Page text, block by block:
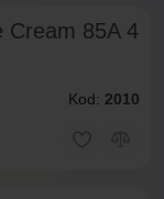
Cream 85A 4
Kod: 2010